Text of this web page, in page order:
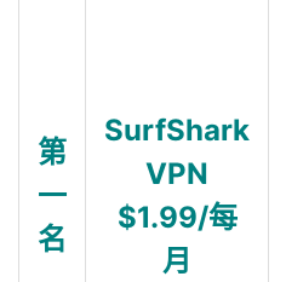
第
一
名
SurfShark
VPN
$1.99/每
月